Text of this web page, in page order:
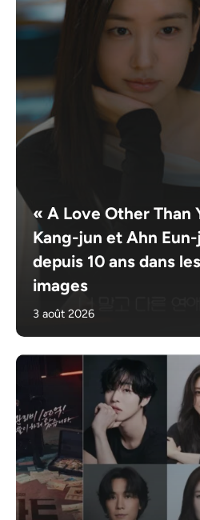
« A Love Other Than
Kang-jun et Ahn
depuis 10 ans dans
images
3 août 2026